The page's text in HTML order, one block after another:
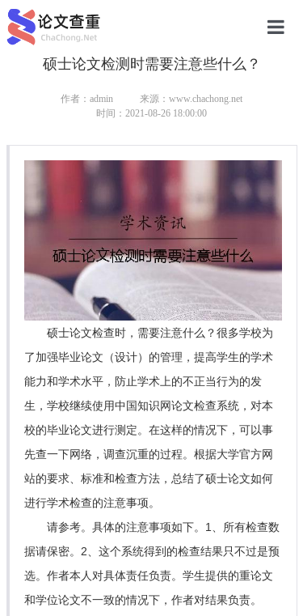
网站首页
研究生论
硕士论文检测时需要注意些什么？
作者：admin
来源：www.chachong.net
时间：2021-08-26 18:00:00
硕士论文检查时，需要注意什么？很多学校为
了加强毕业论文（设计）的管理，提高学生的学术
能力和学术水平，防止学术上的不正当行为的发
生，学校继续使用中国知识网论文检查系统，对本
校的毕业论文进行测定。在这样的情况下，可以事
先查一下网络，调查沉重的过程。根据大学官方网
站的要求、标准和检查方法，总结了硕士论文如何
进行学术检查的注意事项。
请参考。具体的注意事项如下。1、所有检查数
据请保密。2、这个系统得到的检查结果只不过是预
选。作者本人对具体责任负责。学生提供的重论文
和学位论文不一致的情况下，作者对结果负责。